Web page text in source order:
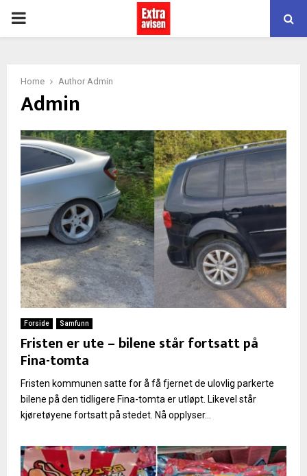
PRIMARY
Home Author Admin
Admin
Forside Samfunn
Fristen er ute – bilene står fortsatt på
Fina-tomta
Fristen kommunen satte for å få fjernet de ulovlig parkerte
bilene på den tidligere Fina-tomta er utløpt. Likevel står
kjøretøyene fortsatt på stedet. Nå opplyser...